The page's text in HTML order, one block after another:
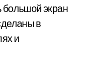
большой экран
в
и